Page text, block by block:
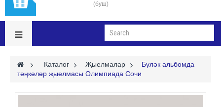
(буш)
> Каталог > Җыелмалар >
Бүләк альбомда
тәңкәләр җыелмасы Олимпиада Сочи